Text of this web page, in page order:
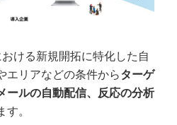
ける新規開拓に特化した自
エリアなどの条件からターゲ
ールの自動配信、反応の分析
す。